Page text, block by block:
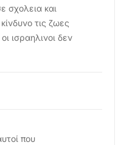
σχολεια και
τις ζωες
ισραηλινοι δεν
που